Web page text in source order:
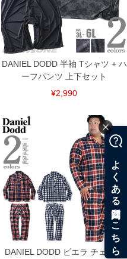
DANIEL DODD 半袖 Tシャツ + ハ
ーフパンツ 上下セット
¥2,990
DANIEL DODD ビエラ チェック